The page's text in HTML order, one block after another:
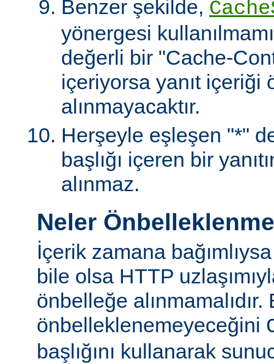
Benzer şekilde,
yönergesi
değerli bir "Cache-
içeriyorsa yanıt içeriği
alınmayacaktır.
Herşeyle eşleşen "*"
başlığı içeren bir
alınmaz.
Neler
İçerik zamana
bile olsa HTTP
önbelleğe
önbelleklenemeyeceğini
başlığını kullanarak